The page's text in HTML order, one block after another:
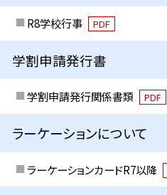
R8学校行事 PDF
学割申請発行書
学割申請発行関係書類 PDF
ラーケーションについて
ラーケーションカードR7以降